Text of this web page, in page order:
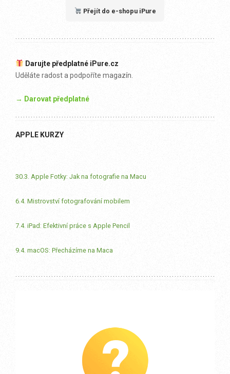
Přejít do e-shopu iPure
Darujte předplatné iPure.cz
Uděláte radost a podpoříte magazín.
→ Darovat předplatné
APPLE KURZY
30.3. Apple Fotky: Jak na fotografie na Macu
6.4. Mistrovství fotografování mobilem
7.4. iPad: Efektivní práce s Apple Pencil
9.4. macOS: Přecházíme na Maca